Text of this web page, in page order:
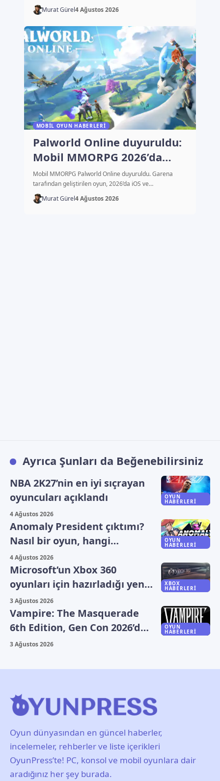
Murat Gürel4 Ağustos 2026
MOBIL OYUN HABERLERI
Palworld Online duyuruldu:
Mobil MMORPG 2026’da
çıkacak
Mobil MMORPG Palworld Online duyuruldu. Garena
tarafından geliştirilen oyun, 2026’da iOS ve…
Murat Gürel4 Ağustos 2026
Ayrıca Şunları da Beğenebilirsiniz
OYUN
HABERLERI
NBA 2K27’nin en iyi sıçrayan
oyuncuları açıklandı
4 Ağustos 2026
OYUN
HABERLERI
Anomaly President çıktımı?
Nasıl bir oyun, hangi
platformlarda oynanıyor?
4 Ağustos 2026
XBOX
HABERLERI
Microsoft’un Xbox 360
oyunları için hazırladığı yeni
plan sızdı
3 Ağustos 2026
OYUN
HABERLERI
Vampire: The Masquerade
6th Edition, Gen Con 2026’da
duyuruldu
3 Ağustos 2026
Oyun dünyasından en güncel haberler,
incelemeler, rehberler ve liste içerikleri
OyunPress’te! PC, konsol ve mobil oyunlara dair
aradığınız her şey burada.